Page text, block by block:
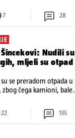
7 28
Nudili su
mljeli su otpad
se preradom otpada u
čega kamioni, bale
22 135